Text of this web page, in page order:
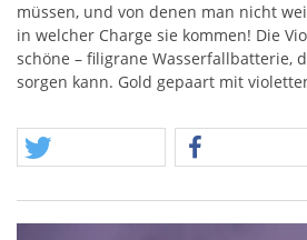
müssen, und von denen man nicht
in welcher Charge sie kommen! Die
schöne – filigrane Wasserfallbatterie,
sorgen kann. Gold gepaart mit